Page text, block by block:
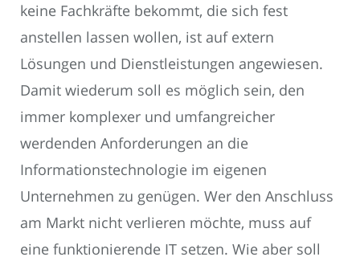
keine Fachkräfte bekommt, die sich fest
anstellen lassen wollen, ist auf extern
Lösungen und Dienstleistungen angewiesen.
Damit wiederum soll es möglich sein, den
immer komplexer und umfangreicher
werdenden Anforderungen an die
Informationstechnologie im eigenen
Unternehmen zu genügen. Wer den Anschluss
am Markt nicht verlieren möchte, muss auf
eine funktionierende IT setzen. Wie aber soll